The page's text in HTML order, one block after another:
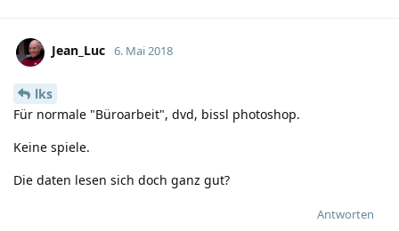
Jean_Luc 6. Mai 2018
lks
Für normale "Büroarbeit", dvd, bissl photoshop.
Keine spiele.
Die daten lesen sich doch ganz gut?
Antworten